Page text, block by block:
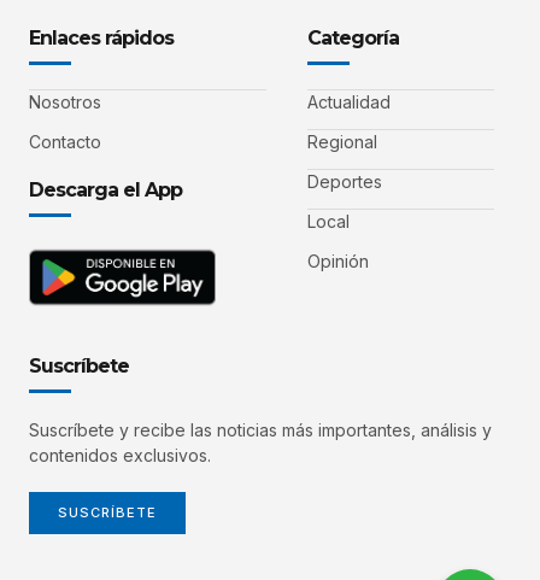
Enlaces rápidos
Nosotros
Contacto
Descarga el App
Categoría
Actualidad
Regional
Deportes
Local
Opinión
Suscríbete
Suscríbete y recibe las noticias más importantes, análisis y
contenidos exclusivos.
SUSCRÍBETE